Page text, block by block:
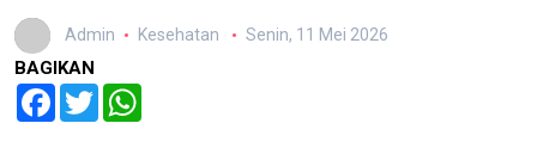
Admin Kesehatan Senin, 11 Mei 2026
BAGIKAN
Facebook
Twitter